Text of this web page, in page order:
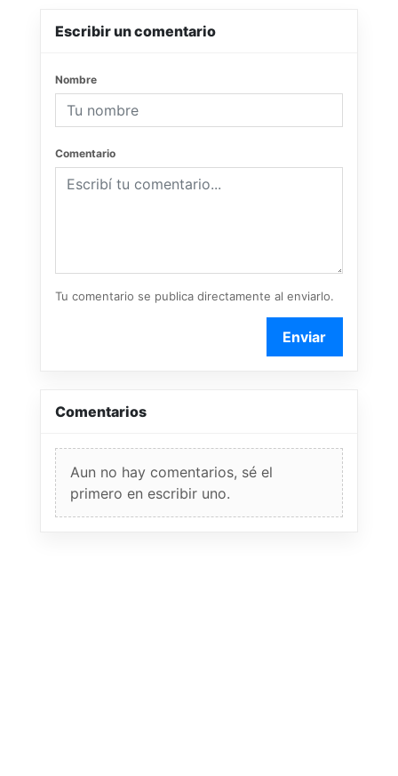
Escribir un comentario
Nombre
Comentario
Tu comentario se publica directamente al enviarlo.
Enviar
Comentarios
Aun no hay comentarios, sé el
primero en escribir uno.